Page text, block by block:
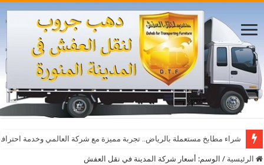
شراء مطابخ مستعملة بالرياض.. تجربة مميزة مع شركة العالمي وخدمة
الرئيسية / الوسم: أسعار شركة المدينة في نقل العفش